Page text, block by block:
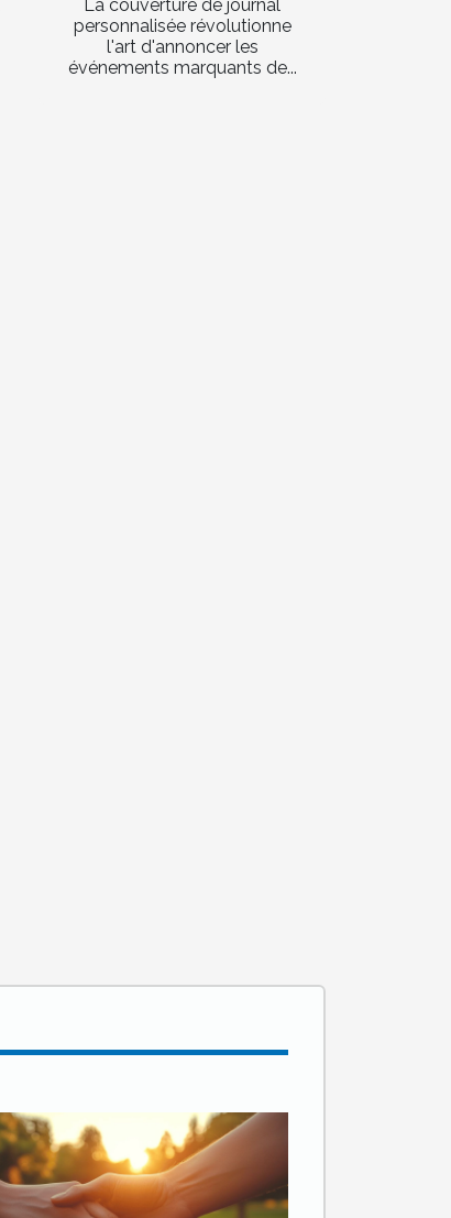
La couverture de journal
personnalisée révolutionne
l'art d'annoncer les
événements marquants de...